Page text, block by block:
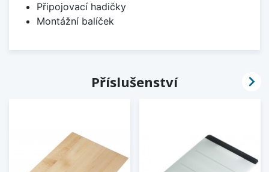
Připojovací hadičky
Montážní balíček
Příslušenství 